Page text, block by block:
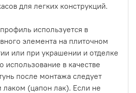
для легких конструкций.
используется в
элемента на плиточном
или при украшении и отделке
использование в качестве
после монтажа следует
(цапон лак). Если не